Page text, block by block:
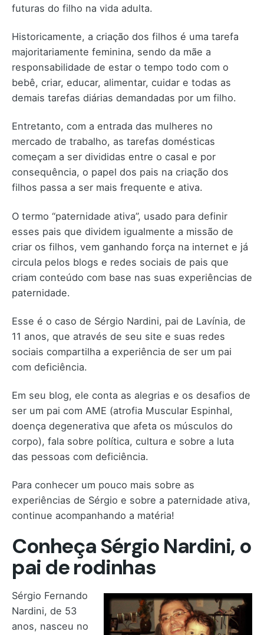
futuras do filho na vida adulta.
Historicamente, a criação dos filhos é uma tarefa
majoritariamente feminina, sendo da mãe a
responsabilidade de estar o tempo todo com o
bebê, criar, educar, alimentar, cuidar e todas as
demais tarefas diárias demandadas por um filho.
Entretanto, com a entrada das mulheres no
mercado de trabalho, as tarefas domésticas
começam a ser divididas entre o casal e por
consequência, o papel dos pais na criação dos
filhos passa a ser mais frequente e ativa.
O termo “paternidade ativa”, usado para definir
esses pais que dividem igualmente a missão de
criar os filhos, vem ganhando força na internet e já
circula pelos blogs e redes sociais de pais que
criam conteúdo com base nas suas experiências de
paternidade.
Esse é o caso de Sérgio Nardini, pai de Lavínia, de
11 anos, que através de seu site e suas redes
sociais compartilha a experiência de ser um pai
com deficiência.
Em seu blog, ele conta as alegrias e os desafios de
ser um pai com AME (atrofia Muscular Espinhal,
doença degenerativa que afeta os músculos do
corpo), fala sobre política, cultura e sobre a luta
das pessoas com deficiência.
Para conhecer um pouco mais sobre as
experiências de Sérgio e sobre a paternidade ativa,
continue acompanhando a matéria!
Conheça Sérgio Nardini, o
pai de rodinhas
Sérgio Fernando
Nardini, de 53
anos, nasceu no